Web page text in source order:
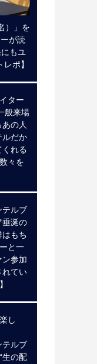
）」を
が読
もユ
ポ】
ター
般来場
あの人
ルだか
くれる
々を
テルブ
垂涎の
はもち
と一
ン参加
れてい
し
テルブ
生の配